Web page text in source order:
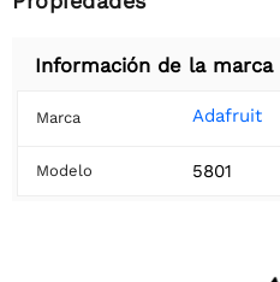
Información de la marca
Marca Adafruit
Modelo 5801